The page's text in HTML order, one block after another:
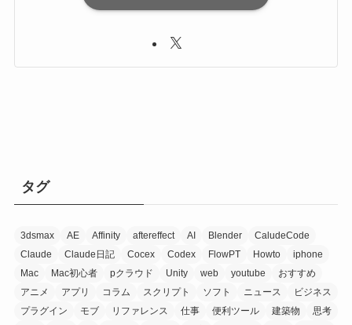
タグ
3dsmax AE Affinity aftereffect AI Blender
CaludeCode
Claude
Claude日記 Cocex Codex FlowPT Howto
iphone
Mac
Mac初心者 pクラウド Unity web youtube
おすすめ
アニメ
アプリ コラム スクリプト ソフト ニュース
ビジネス
プラグイン
モブ リファレンス 仕事 便利ツール 建築物
思考